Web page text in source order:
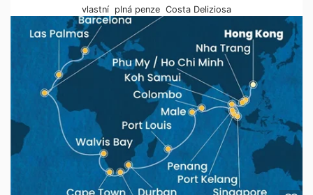
vlastní plná penze Costa Deliziosa